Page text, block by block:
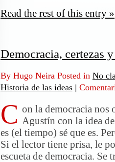
Read the rest of this entry »
Democracia, certezas
By Hugo Neira Posted in No
Historia de las ideas |
C on la democracia nos
Agustín con la idea
es (el tiempo) sé que es.
Si el lector tiene prisa, le
escueta de democracia.